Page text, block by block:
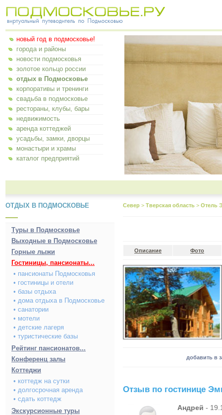
новый год в подмосковье!
города и районы
новости подмосковья
золотое кольцо россии
отдых в Подмосковье
корпоративы и тренинги
свадьба в подмосковье
рестораны, клубы, бары
недвижимость
аренда коттеджей
усадьбы, замки, дворцы
монастыри и храмы
каталог предприятий
ОТДЫХ В ПОДМОСКОВЬЕ
Туры в Подмосковье
Выходные в Подмосковье
Горные лыжи
Гостиницы, пансионаты...
• пансионаты Подмосковья
• гостиницы и отели
• базы отдыха
• дома отдыха в Подмосковье
• санатории
• мотели
• детские лагеря
• туристические базы
Рейтинг пансионатов...
Конференц залы
Коттеджи
• коттедж на сутки
• долгосрочная аренда
• сдать коттедж
Экскурсионные туры
Север > Тверская область > Отель
Описание Фото
добавить в
Отзыв по гостинице
Андрей -